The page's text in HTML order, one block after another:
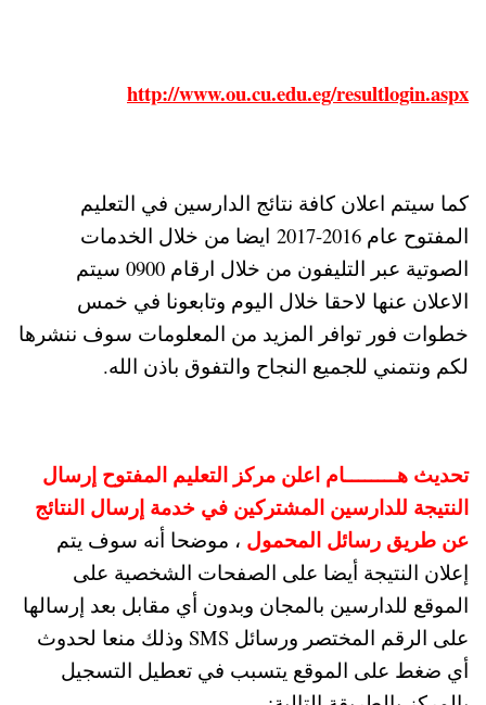
http://www.ou.cu.edu.eg/resultlogin.aspx
كما سيتم اعلان كافة نتائج الدارسين في التعليم
المفتوح عام 2016-2017 ايضا من خلال الخدمات
الصوتية عبر التليفون من خلال ارقام 0900 سيتم
الاعلان عنها لاحقا خلال اليوم وتابعونا في خمس
خطوات فور توافر المزيد من المعلومات سوف ننشرها
لكم ونتمني للجميع النجاح والتفوق باذن الله.
تحديث هــــــــام اعلن مركز التعليم المفتوح إرسال
النتيجة للدارسين المشتركين في خدمة إرسال النتائج
عن طريق رسائل المحمول ، موضحا أنه سوف يتم
إعلان النتيجة أيضا على الصفحات الشخصية على
الموقع للدارسين بالمجان وبدون أي مقابل بعد إرسالها
على الرقم المختصر ورسائل SMS وذلك منعا لحدوث
أي ضغط على الموقع يتسبب في تعطيل التسجيل